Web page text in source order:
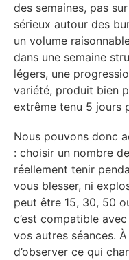
des semaines, pas
sérieux autour des
un volume
dans une semaine
légers, une
variété, produit bien
extrême tenu 5 jours
Nous pouvons donc
: choisir un nombre
réellement tenir
vous blesser, ni
peut être 15, 30, 50
c’est compatible
vos autres séances.
d’observer ce qui